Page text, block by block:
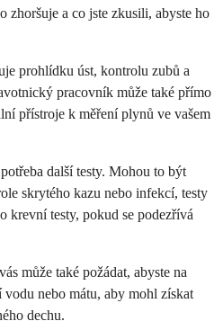
zhoršuje a co jste zkusili, abyste ho
prohlídku úst, kontrolu zubů a
pracovník může také přímo
přístroje k měření plynů ve vašem
další testy. Mohou to být
skrytého kazu nebo infekcí, testy
krevní testy, pokud se podezřívá
může také požádat, abyste na
nebo mátu, aby mohl získat
dechu.